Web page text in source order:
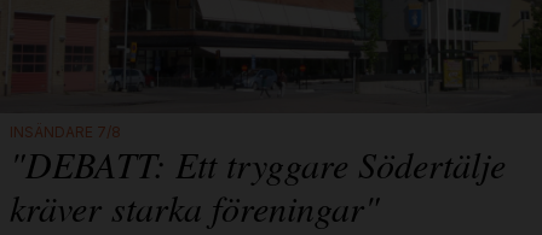
INSÄNDARE 7/8
"DEBATT: Ett tryggare Södertälje
kräver starka föreningar"